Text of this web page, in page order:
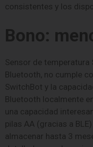
consistentes y los
Bono:
Sensor de temperatura
Bluetooth, no cumple
SwitchBot y la
Bluetooth localmente
una capacidad
pilas AA (gracias a
almacenar hasta 3